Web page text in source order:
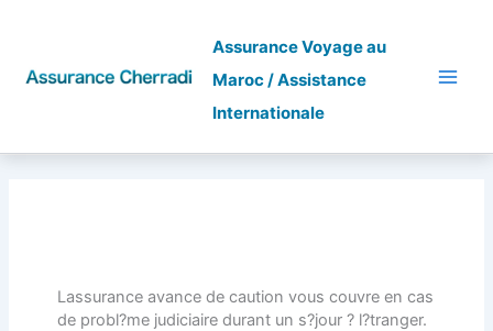
Assurance Voyage au
Maroc / Assistance
Internationale
Lassurance avance de caution vous couvre en cas
de probl?me judiciaire durant un s?jour ? l?tranger.